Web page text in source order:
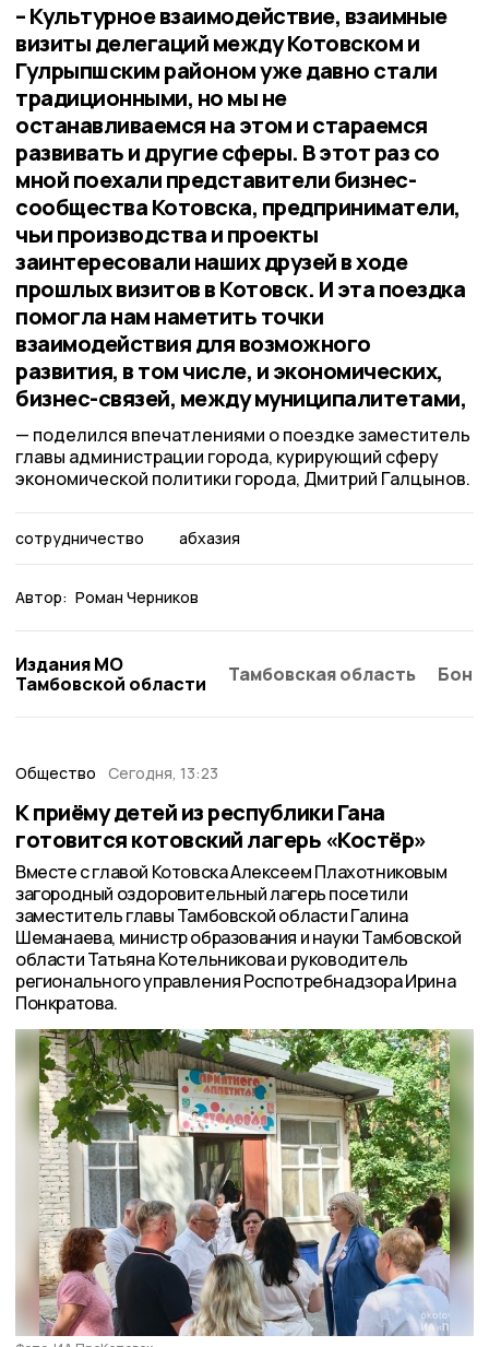
– Культурное взаимодействие, взаимные
визиты делегаций между Котовском и
Гулрыпшским районом уже давно стали
традиционными, но мы не
останавливаемся на этом и стараемся
развивать и другие сферы. В этот раз со
мной поехали представители бизнес-
сообщества Котовска, предприниматели,
чьи производства и проекты
заинтересовали наших друзей в ходе
прошлых визитов в Котовск. И эта поездка
помогла нам наметить точки
взаимодействия для возможного
развития, в том числе, и экономических,
бизнес-связей, между муниципалитетами,
поделился впечатлениями о поездке заместитель
главы администрации города, курирующий сферу
экономической политики города, Дмитрий Галцынов.
сотрудничество абхазия
Автор: Роман Черников
Издания МО
Тамбовской области
Тамбовская область
Общество Сегодня, 13:23
К приёму детей из республики Гана
готовится котовский лагерь «Костёр»
Вместе с главой Котовска Алексеем Плахотниковым
загородный оздоровительный лагерь посетили
заместитель главы Тамбовской области Галина
Шеманаева, министр образования и науки Тамбовской
области Татьяна Котельникова и руководитель
регионального управления Роспотребнадзора Ирина
Понкратова.